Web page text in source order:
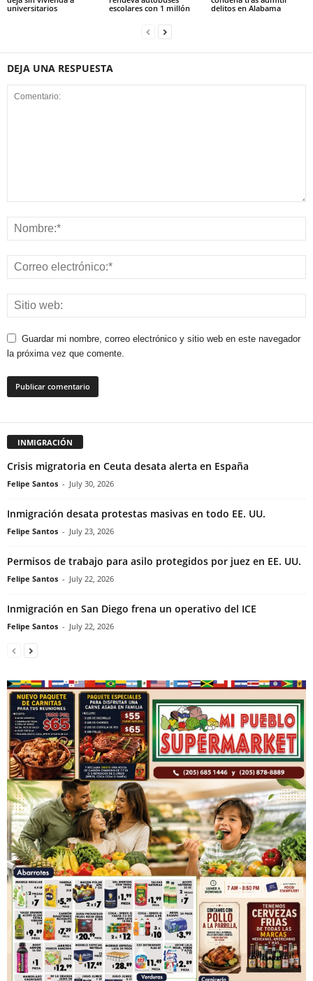
universitarios
escolares con 1 millón
delitos en Alabama
DEJA UNA RESPUESTA
Guardar mi nombre, correo electrónico y sitio web en este navegador
la próxima vez que comente.
INMIGRACIÓN
Crisis migratoria en Ceuta desata alerta en España
Felipe Santos - July 30, 2026
Inmigración desata protestas masivas en todo EE. UU.
Felipe Santos - July 23, 2026
Permisos de trabajo para asilo protegidos por juez en EE. UU.
Felipe Santos - July 22, 2026
Inmigración en San Diego frena un operativo del ICE
Felipe Santos - July 22, 2026